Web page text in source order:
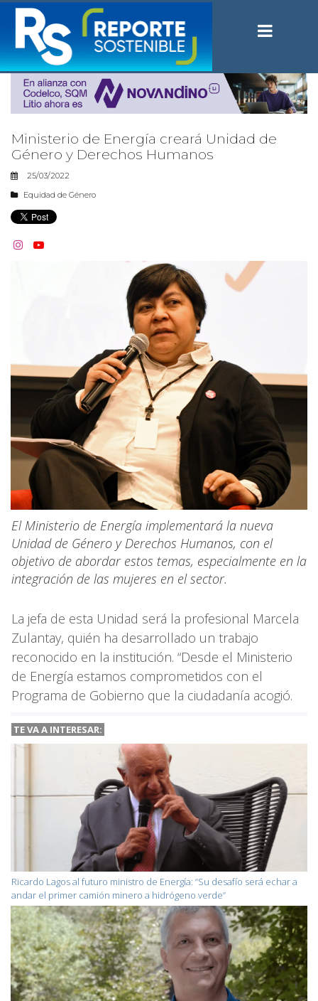
Ministerio de Energía creará Unidad de
Género y Derechos Humanos
25/03/2022
Equidad de Género
 
El Ministerio de Energía implementará la nueva
Unidad de Género y Derechos Humanos, con el
objetivo de abordar estos temas, especialmente en la
integración de las mujeres en el sector.
La jefa de esta Unidad será la profesional Marcela
Zulantay, quién ha desarrollado un trabajo
reconocido en la institución. “Desde el Ministerio
de Energía estamos comprometidos con el
Programa de Gobierno que la ciudadanía acogió.
TE VA A INTERESAR:
Ricardo Lagos al futuro ministro de Energía: “Su desafío será echar a
andar el primer camión minero a hidrógeno verde”